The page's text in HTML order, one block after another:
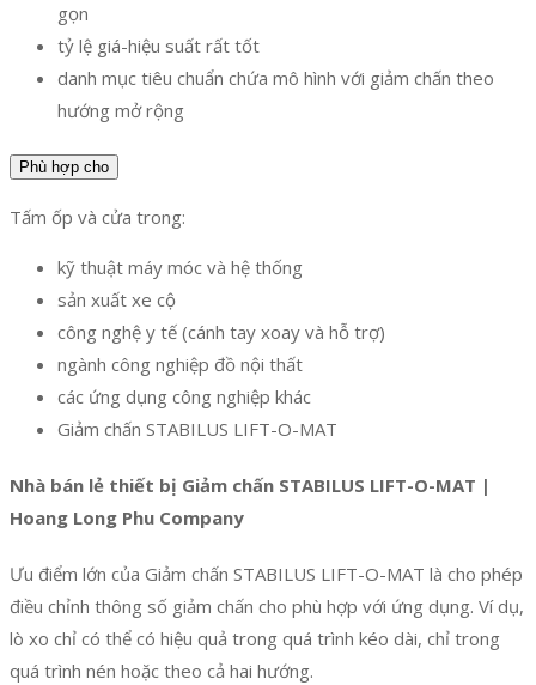
gọn
tỷ lệ giá-hiệu suất rất tốt
danh mục tiêu chuẩn chứa mô hình với giảm chấn theo
hướng mở rộng
Phù hợp cho
Tấm ốp và cửa trong:
kỹ thuật máy móc và hệ thống
sản xuất xe cộ
công nghệ y tế (cánh tay xoay và hỗ trợ)
ngành công nghiệp đồ nội thất
các ứng dụng công nghiệp khác
Giảm chấn STABILUS LIFT-O-MAT
Nhà bán lẻ thiết bị Giảm chấn STABILUS LIFT-O-MAT |
Hoang Long Phu Company
Ưu điểm lớn của Giảm chấn STABILUS LIFT-O-MAT là cho phép
điều chỉnh thông số giảm chấn cho phù hợp với ứng dụng. Ví dụ,
lò xo chỉ có thể có hiệu quả trong quá trình kéo dài, chỉ trong
quá trình nén hoặc theo cả hai hướng.